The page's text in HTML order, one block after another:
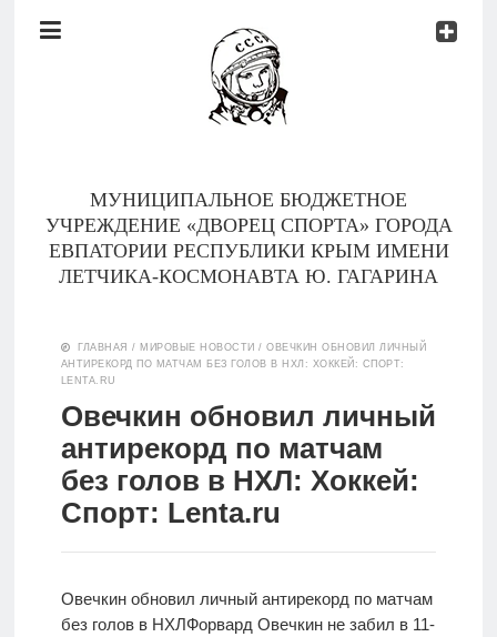
Документы
МУНИЦИПАЛЬНОЕ БЮДЖЕТНОЕ
УЧРЕЖДЕНИЕ «ДВОРЕЦ СПОРТА» ГОРОДА
ЕВПАТОРИИ РЕСПУБЛИКИ КРЫМ ИМЕНИ
ЛЕТЧИКА-КОСМОНАВТА Ю. ГАГАРИНА
Тренеры
Контакты
О
ГЛАВНАЯ / МИРОВЫЕ НОВОСТИ /ОВЕЧКИН ОБНОВИЛ ЛИЧНЫЙ
АНТИРЕКОРД ПО МАТЧАМ БЕЗ ГОЛОВ В НХЛ: ХОККЕЙ: СПОРТ:
LENTA.RU
Овечкин обновил личный
антирекорд по матчам
без голов в НХЛ: Хоккей:
Спорт: Lenta.ru
Овечкин обновил личный антирекорд по матчам
без голов в НХЛФорвард Овечкин не забил в 11-